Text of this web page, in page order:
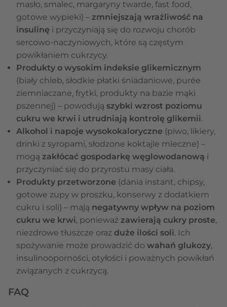
masło, smalec, margaryny twarde, fast food,
gotowe wypieki) – zmniejszają wrażliwość na
insulinę i przyczyniają się do rozwoju chorób
sercowo-naczyniowych, które są częstym
powikłaniem cukrzycy.
Produkty o wysokim indeksie glikemicznym
(biały chleb, słodkie płatki śniadaniowe, purée
ziemniaczane, frytki, produkty na bazie mąki
pszennej) – powodują szybki wzrost poziomu
cukru we krwi i utrudniają kontrolę glikemii.
Alkohol i napoje wysokokaloryczne (piwo, likiery,
drinki z syropami, słodzone koktajle mleczne) –
mogą zakłócać gospodarkę węglowodanową i
przyczyniać się do przyrostu masy ciała.
Produkty przetworzone (dania instant, chipsy,
gotowe zupy w proszku, konserwy z dodatkiem
cukru i soli) – mają negatywny wpływ na poziom
cukru we krwi, ponieważ zawierają cukry proste,
niezdrowe tłuszcze oraz duże ilości soli. Ich
spożywanie może prowadzić do wahań glukozy,
insulinooporności, otyłości i poważnych powikłań
związanych z cukrzycą.
FAQ